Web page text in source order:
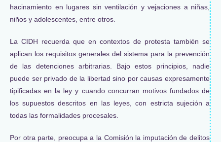
hacinamiento en lugares sin ventilación y vejaciones a niñas,
niños y adolescentes, entre otros.
La CIDH recuerda que en contextos de protesta también se
aplican los requisitos generales del sistema para la prevención
de las detenciones arbitrarias. Bajo estos principios, nadie
puede ser privado de la libertad sino por causas expresamente
tipificadas en la ley y cuando concurran motivos fundados de
los supuestos descritos en las leyes, con estricta sujeción a
todas las formalidades procesales.
Por otra parte, preocupa a la Comisión la imputación de delitos